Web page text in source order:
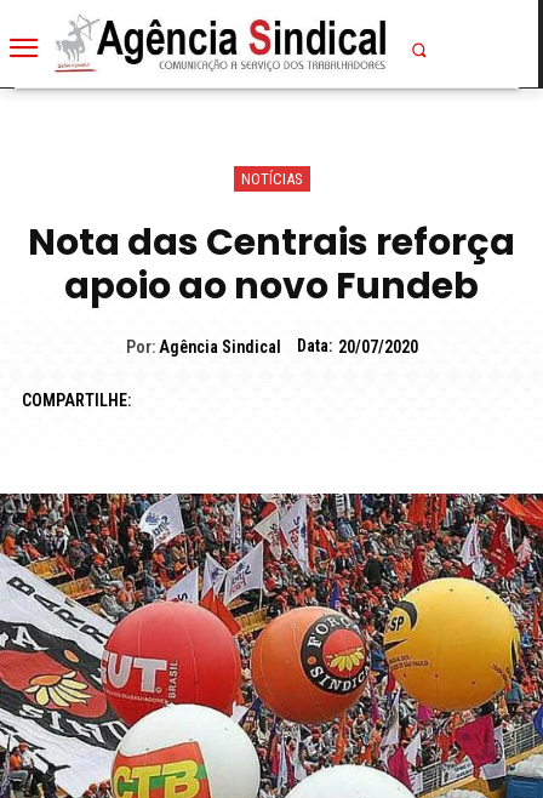
NOTÍCIAS
Nota das Centrais reforça
apoio ao novo Fundeb
Por: Agência Sindical Data: 20/07/2020
COMPARTILHE: